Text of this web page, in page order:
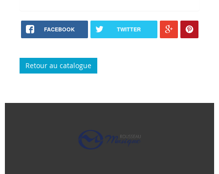
FACEBOOK TWITTER
Retour au catalogue